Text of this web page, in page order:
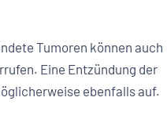
Tumoren können auch
Eine Entzündung der
ebenfalls auf.